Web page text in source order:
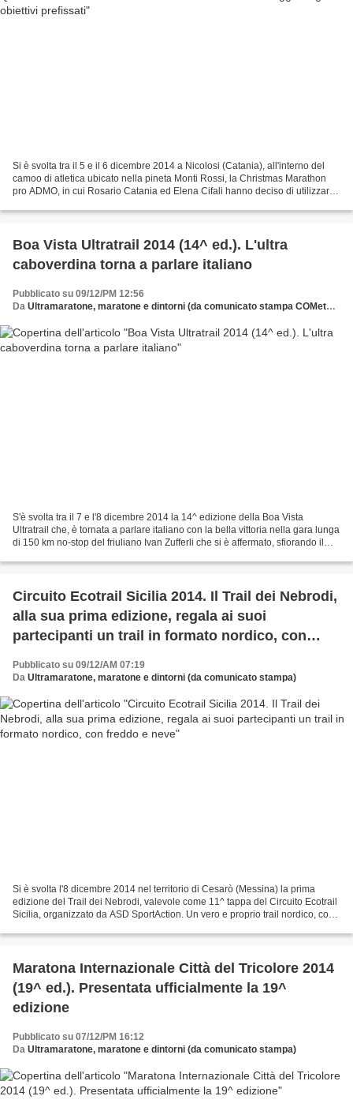
Si è svolta tra il 5 e il 6 dicembre 2014 a Nicolosi (Catania), all'interno del
camoo di atletica ubicato nella pineta Monti Rossi, la Christmas Marathon
pro ADMO, in cui Rosario Catania ed Elena Cifali hanno deciso di utilizzare
Boa Vista Ultratrail 2014 (14^ ed.). L'ultra
caboverdina torna a parlare italiano
Pubblicato su 09/12/PM 12:56
Da Ultramaratone, maratone e dintorni (da comunicato stampa COMeta PRess)
S'è svolta tra il 7 e l'8 dicembre 2014 la 14^ edizione della Boa Vista
Ultratrail che, è tornata a parlare italiano con la bella vittoria nella gara lunga
di 150 km no-stop del friuliano Ivan Zufferli che si è affermato, sfiorando il
Circuito Ecotrail Sicilia 2014. Il Trail dei Nebrodi,
alla sua prima edizione, regala ai suoi
partecipanti un trail in formato nordico, con
Pubblicato su 09/12/AM 07:19
Da Ultramaratone, maratone e dintorni (da comunicato stampa)
Si è svolta l'8 dicembre 2014 nel territorio di Cesarò (Messina) la prima
edizione del Trail dei Nebrodi, valevole come 11^ tappa del Circuito Ecotrail
Sicilia, organizzato da ASD SportAction. Un vero e proprio trail nordico, con
Maratona Internazionale Città del Tricolore 2014
(19^ ed.). Presentata ufficialmente la 19^
edizione
Pubblicato su 07/12/PM 16:12
Da Ultramaratone, maratone e dintorni (da comunicato stampa)